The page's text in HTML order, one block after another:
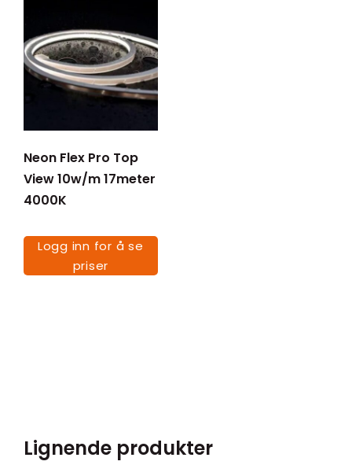
Neon Flex Pro Top
View 10w/m 17meter
4000K
Logg inn for å se
priser
Lignende produkter